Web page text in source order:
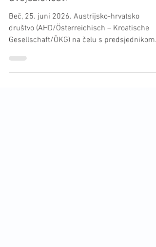
Beč – s geslom „Bogatstvo
dvojezičnosti“
Beč, 25. juni 2026. Austrijsko-hrvatsko
Gesellschaft/ÖKG) na čelu s predsjednikom
mag. Thomasom Steinerom i uz inicijativu